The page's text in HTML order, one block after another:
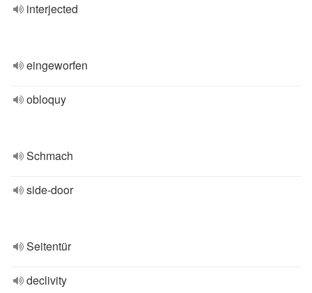
interjected
eingeworfen
obloquy
Schmach
side-door
Seitentür
declivity